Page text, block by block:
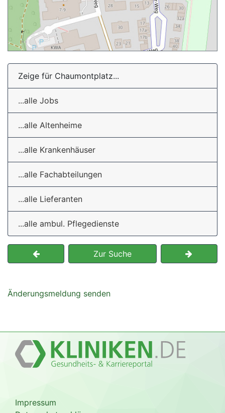
Zeige für Chaumontplatz...
...alle Jobs
...alle Altenheime
...alle Krankenhäuser
...alle Fachabteilungen
...alle Lieferanten
...alle ambul. Pflegedienste
Zur Suche
Änderungsmeldung senden
Impressum